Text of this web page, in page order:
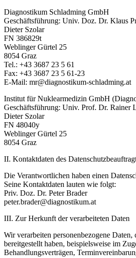
Diagnostikum Schladming GmbH
Geschäftsführung: Univ. Doz. Dr. Klaus
Dieter Szolar
FN 386829t
Weblinger Gürtel 25
8054 Graz
Tel.: +43 3687 23 5 61
Fax: +43 3687 23 5 61-23
E-Mail: mr@diagnostikum-schladming.at
Institut für Nuklearmedizin GmbH
Geschäftsführung: Univ. Prof. Dr. Rainer
Dieter Szolar
FN 48040y
Weblinger Gürtel 25
8054 Graz
II. Kontaktdaten des
Die Verantwortlichen haben einen
Seine Kontaktdaten lauten wie folgt:
Priv. Doz. Dr. Peter Brader
peter.brader@diagnostikum.at
III. Zur Herkunft der verarbeiteten Daten
Wir verarbeiten personenbezogene
bereitgestellt haben, beispielsweise im
Behandlungsverträgen,